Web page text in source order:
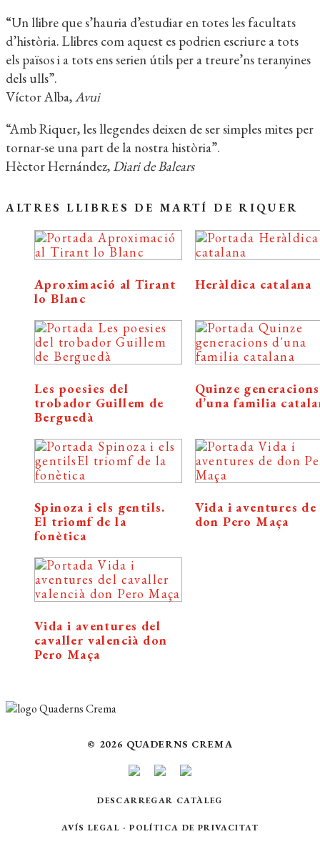
“Un llibre que s’hauria d’estudiar en totes les facultats
d’història. Llibres com aquest es podrien escriure a tots
els països i a tots ens serien útils per a treure’ns teranyines
dels ulls”.
Víctor Alba,Avui
“Amb Riquer, les llegendes deixen de ser simples mites per
tornar-se una part de la nostra història”.
Hèctor Hernández,Diari de Balears
ALTRES LLIBRES DE MARTÍ DE RIQUER
Aproximació al Tirant
lo Blanc
Heràldica catalana
Les poesies del
trobador Guillem de
Berguedà
Quinze generacions
d’una familia
Spinoza i els gentils.
El triomf de la
fonètica
Vida i aventures de
don Pero Maça
Vida i aventures del
cavaller valencià don
Pero Maça
© 2026 QUADERNS CREMA
DESCARREGAR CATÀLEG
AVÍS LEGAL ·POLÍTICA DE PRIVACITAT